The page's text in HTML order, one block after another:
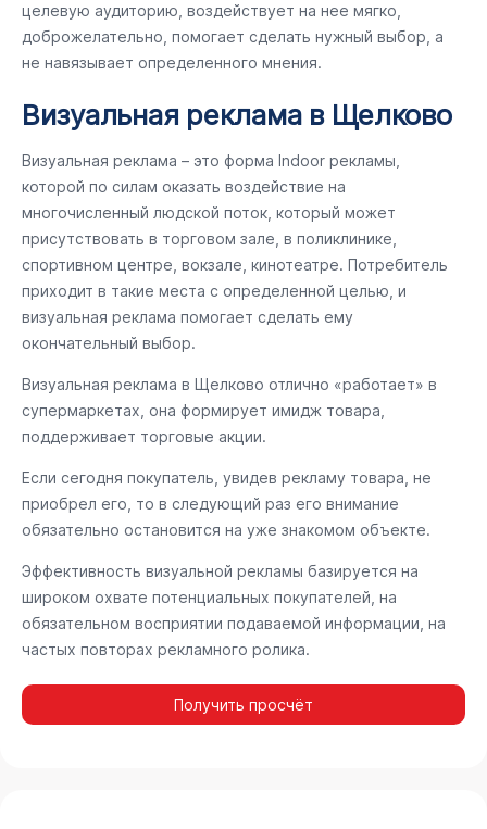
целевую аудиторию, воздействует на нее мягко,
доброжелательно, помогает сделать нужный выбор, а
не навязывает определенного мнения.
Визуальная реклама в Щелково
Визуальная реклама – это форма Indoor рекламы,
которой по силам оказать воздействие на
многочисленный людской поток, который может
присутствовать в торговом зале, в поликлинике,
спортивном центре, вокзале, кинотеатре. Потребитель
приходит в такие места с определенной целью, и
визуальная реклама помогает сделать ему
окончательный выбор.
Визуальная реклама в Щелково отлично «работает» в
супермаркетах, она формирует имидж товара,
поддерживает торговые акции.
Если сегодня покупатель, увидев рекламу товара, не
приобрел его, то в следующий раз его внимание
обязательно остановится на уже знакомом объекте.
Эффективность визуальной рекламы базируется на
широком охвате потенциальных покупателей, на
обязательном восприятии подаваемой информации, на
частых повторах рекламного ролика.
Получить просчёт